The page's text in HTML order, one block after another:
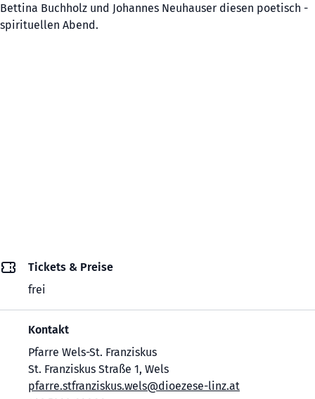
Bettina Buchholz und Johannes Neuhauser diesen poetisch -
spirituellen Abend.
Tickets & Preise
frei
Kontakt
Pfarre Wels-St. Franziskus
St. Franziskus Straße 1, Wels
pfarre.stfranziskus.wels@dioezese-linz.at